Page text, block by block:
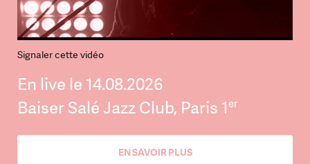
Signaler cette vidéo
En live le 14.08.2026
Baiser Salé Jazz Club, Paris 1 er
EN SAVOIR PLUS